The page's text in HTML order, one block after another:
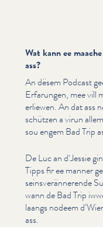
Wat kann ee
ass?
An dësem Podcast
Erfarungen, mee vill
erliewen. An dat ass
schützen a virun
sou engem Bad Trip
De Luc an d‘Jessie
Tipps fir ee manner
seinsverän­nerende
wann de Bad Trip
laangs nodeem
ass.